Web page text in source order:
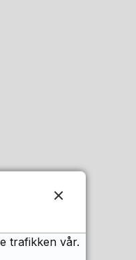
trafikken vår.